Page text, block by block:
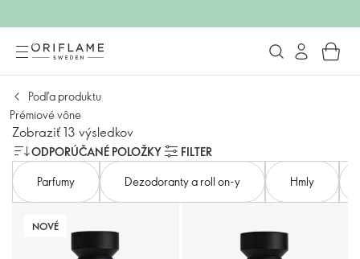
Podľa produktu
Prémiové vône
Zobraziť 13 výsledkov
ODPORÚČANÉ POLOŽKY
FILTER
Parfumy
Dezodoranty a roll on-y Hmly
NOVÉ